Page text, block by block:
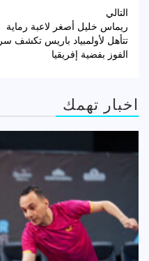
تصفّح
المقالات
التالي
ريماس خليل أصغر لاعبة رماية
تتأهل لأولمبياد باريس تكشف سر
الفوز بفضية إفريقيا
اخبار تهمك